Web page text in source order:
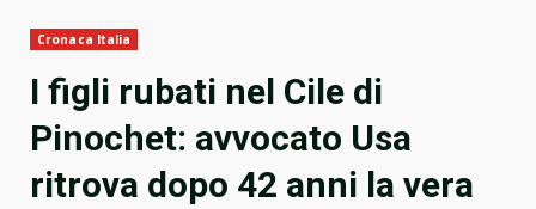
Cronaca Italia
I figli rubati nel Cile di
Pinochet: avvocato Usa
ritrova dopo 42 anni la vera